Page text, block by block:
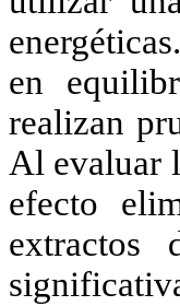
en
realizan
Al evaluar
efecto
extractos